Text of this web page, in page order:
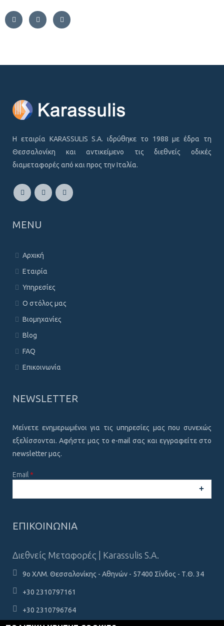
Η εταιρία KARASSULIS S.A. ιδρύθηκε το 1988 με έδρα τη
Θεσσαλονίκη και αντικείμενο τις διεθνείς οδικές
διαμεταφορές από και προς την Ιταλία.
MENU
Αρχική
Εταιρία
Υπηρεσίες
Ο στόλος μας
Βιομηχανίες
Blog
FAQ
Επικοινωνία
NEWSLETTER
Μείνετε ενημερωμένοι για τις υπηρεσίες μας που συνεχώς
εξελίσσονται. Αφήστε μας το e-mail σας και εγγραφείτε στο
newsletter μας.
Email *
question is
not you are a
visitor and to
prevent
automated
spam
submissions.
ΕΠΙΚΟΙΝΩΝΙΑ
Διεθνείς Μεταφορές | Karassulis S.A.
9ο ΧΛΜ. Θεσσαλονίκης - Αθηνών - 57400 Σίνδος - Τ.Θ. 34
+30 2310797161
+30 2310796764